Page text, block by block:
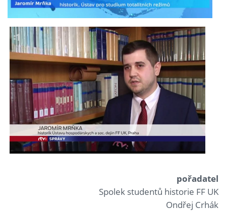
pořadatel
Spolek studentů historie FF UK
Ondřej Crhák